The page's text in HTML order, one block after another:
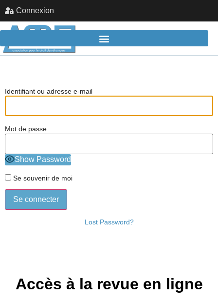
Connexion
Identifiant ou adresse e-mail
Mot de passe
Show Password
Se souvenir de moi
Lost Password?
Accès à la revue en ligne